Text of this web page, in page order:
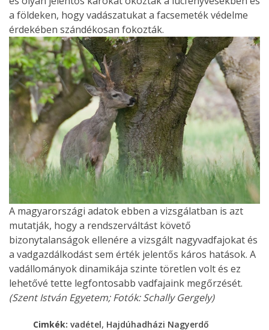
a földeken, hogy vadászatukat a facsemeték védelme
érdekében szándékosan fokozták.
A magyarországi adatok ebben a vizsgálatban is azt
mutatják, hogy a rendszerváltást követő
bizonytalanságok ellenére a vizsgált nagyvadfajokat és
a vadgazdálkodást sem érték jelentős káros hatások. A
vadállományok dinamikája szinte töretlen volt és ez
lehetővé tette legfontosabb vadfajaink megőrzését.
(Szent István Egyetem; Fotók: Schally Gergely)
Cimkék: vadétel, Hajdúhadházi Nagyerdő